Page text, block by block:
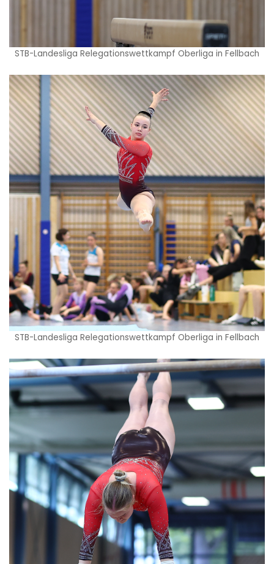
STB-Landesliga Relegationswettkampf Oberliga in Fellbach
STB-Landesliga Relegationswettkampf Oberliga in Fellbach